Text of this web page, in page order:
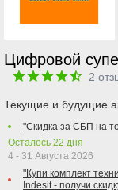
Цифровой
2
Текущие и будущие
"Скидка за СБП на
Осталось 22 дня
4 - 31 Августа 2026
"Купи комплект
Indesit - получи